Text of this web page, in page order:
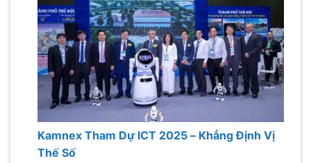
Kamnex Tham Dự ICT 2025 – Khẳng Định Vị
Thế Số